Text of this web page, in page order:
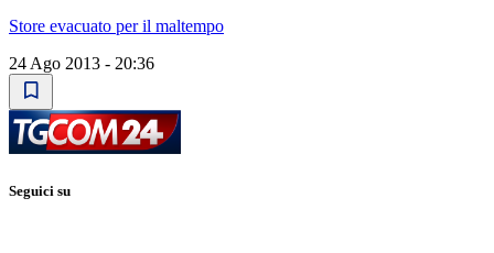
Store evacuato per il maltempo
24 Ago 2013 - 20:36
Seguici su